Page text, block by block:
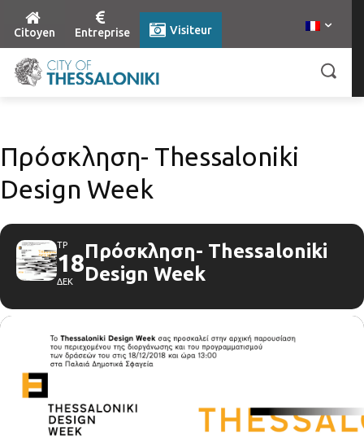
Citoyen Entreprise Visiteur
Πρόσκληση- Thessaloniki
Design Week
ΤΡ
18
ΔΕΚ
Πρόσκληση- Thessaloniki
Design Week